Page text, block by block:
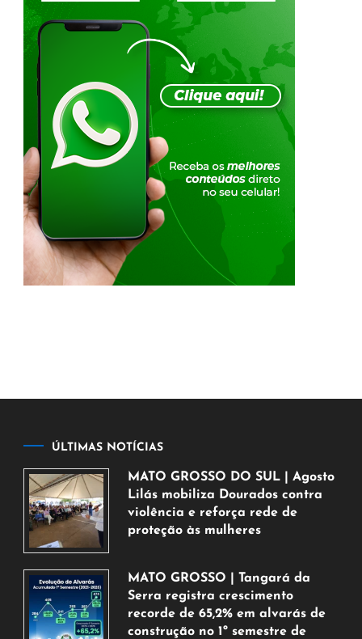
ÚLTIMAS NOTÍCIAS
MATO GROSSO DO SUL | Agosto
Lilás mobiliza Dourados contra
violência e reforça rede de
proteção às mulheres
de
agosto
de
2026
MATO GROSSO | Tangará da
Serra registra crescimento
recorde de 65,2% em alvarás de
construção no 1º semestre de